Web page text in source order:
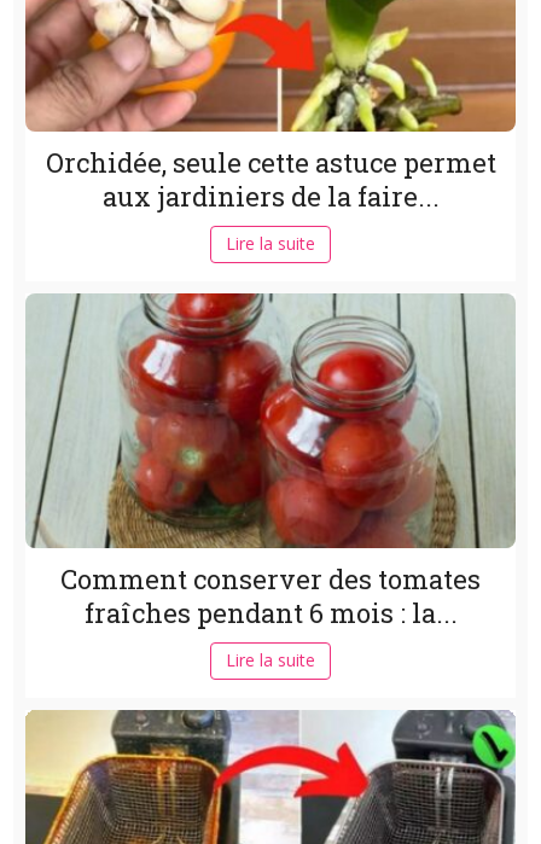
Orchidée, seule cette astuce permet
aux jardiniers de la faire...
Lire la suite
Comment conserver des tomates
fraîches pendant 6 mois : la...
Lire la suite